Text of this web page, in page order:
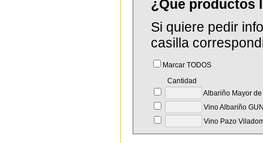
¿Que productos
Si quiere pedir
casilla
Marcar TODOS
Cantidad
Albariño Mayor
Vino Albariño
Vino Pazo